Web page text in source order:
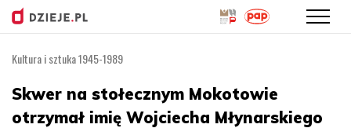
treści
Kultura i sztuka 1945-1989
Skwer na stołecznym Mokotowie
otrzymał imię Wojciecha Młynarskiego